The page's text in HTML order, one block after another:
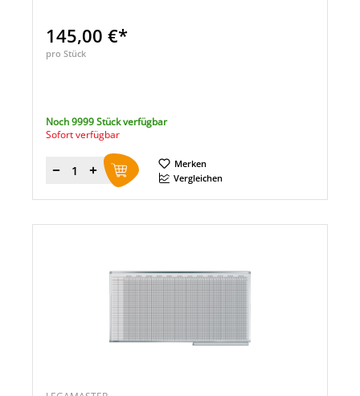
145,00 €*
pro Stück
Noch 9999 Stück verfügbar
Sofort verfügbar
Menge
Merken
Vergleichen